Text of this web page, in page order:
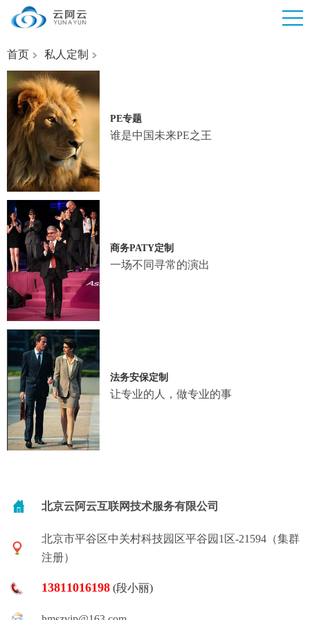
首页 私人定制
PE专题
谁是中国未来PE之王
商务PATY定制
一场不同寻常的演出
法务安保定制
让专业的人，做专业的事
北京云阿云互联网技术服务有限公司
北京市平谷区中关村科技园区平谷园1区-21594（集群
注册）
13811016198 (段小丽)